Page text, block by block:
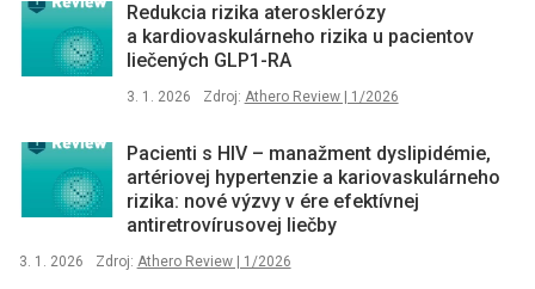
Redukcia rizika aterosklerózy
a kardiovaskulárneho rizika u pacientov
liečených GLP1-RA
3. 1. 2026 Zdroj: Athero Review | 1/2026
Pacienti s HIV –⁠ manažment dyslipidémie,
artériovej hypertenzie a kariovaskulárneho
rizika: nové výzvy v ére efektívnej
antiretrovírusovej liečby
3. 1. 2026 Zdroj: Athero Review | 1/2026